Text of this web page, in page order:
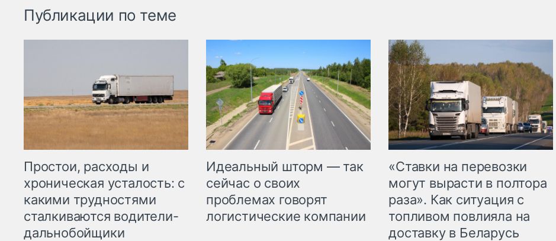
Публикации по теме
Простои, расходы и
хроническая усталость: с
какими трудностями
сталкиваются водители-
дальнобойщики
Идеальный шторм — так
сейчас о своих
проблемах говорят
логистические компании
«Ставки на перевозки
могут вырасти в полтора
раза». Как ситуация с
топливом повлияла на
доставку в Беларусь